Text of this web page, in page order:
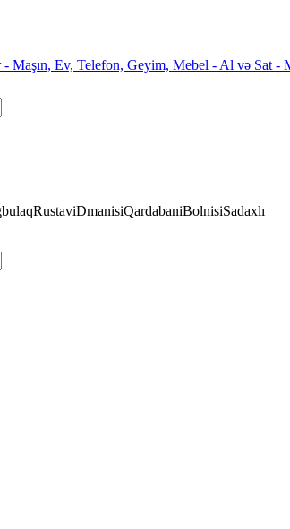
RustaviDmanisiQardabaniBolnisiSadaxlı